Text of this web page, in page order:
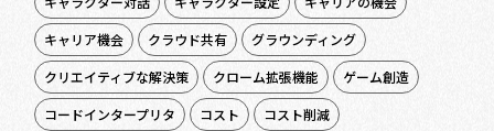
キャリア機会
クラウド共有
グラウンディング
クリエイティブな解決策
クローム拡張機能
ゲーム創造
コードインタープリタ
コスト
コスト削減